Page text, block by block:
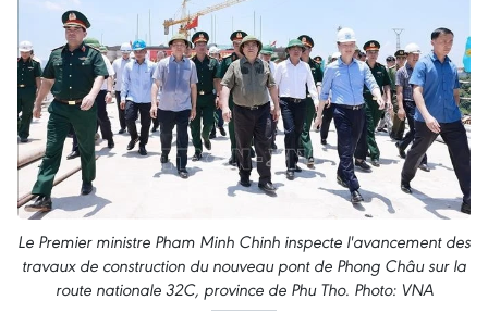
Le Premier ministre Pham Minh Chinh inspecte l'avancement des
travaux de construction du nouveau pont de Phong Châu sur la
route nationale 32C, province de Phu Tho. Photo: VNA